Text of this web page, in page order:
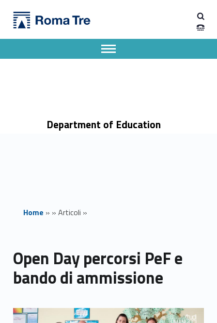
Open Day percorsi PeF e bando di ammissione - Dipartimento di Scienze della Formazione
Dipartimento di Scienze della Formazione dell'Università degli Studi Roma Tre
Department of Education
Apri il menu secondario
Header info sidebar
Home » » Articoli »
Open Day percorsi PeF e
bando di ammissione
Link identifier archive #link-archive-thumb-soap-44876